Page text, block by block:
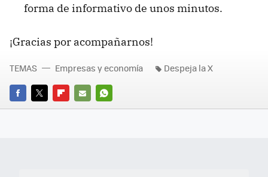
forma de informativo de unos minutos.
¡Gracias por acompañarnos!
FACEBOOK
TWITTERFLIPBOARD
E-
WHATSAPP
TEMAS Empresas y economía Despeja la X